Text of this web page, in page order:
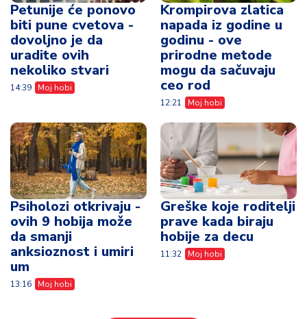
Petunije će ponovo
biti pune cvetova -
dovoljno je da
uradite ovih
nekoliko stvari
14:39 Moj hobi
Krompirova zlatica
napada iz godine u
godinu - ove
prirodne metode
mogu da sačuvaju
ceo rod
12:21 Moj hobi
Psiholozi otkrivaju -
ovih 9 hobija može
da smanji
anksioznost i umiri
um
13:16 Moj hobi
Greške koje roditelji
prave kada biraju
hobije za decu
11:32 Moj hobi